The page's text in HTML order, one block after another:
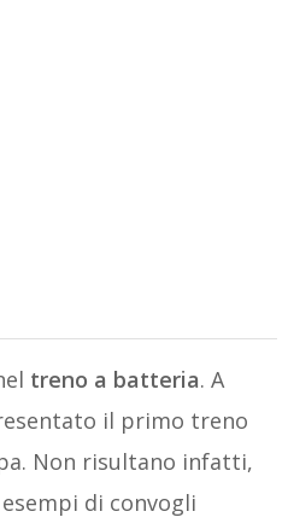
treno a batteria. A
il primo treno
Non risultano infatti,
di convogli